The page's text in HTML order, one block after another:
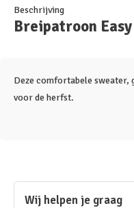
Beschrijving
Breipatroon
Deze comfortabele sweater,
voor de herfst.
Wij helpen je graag